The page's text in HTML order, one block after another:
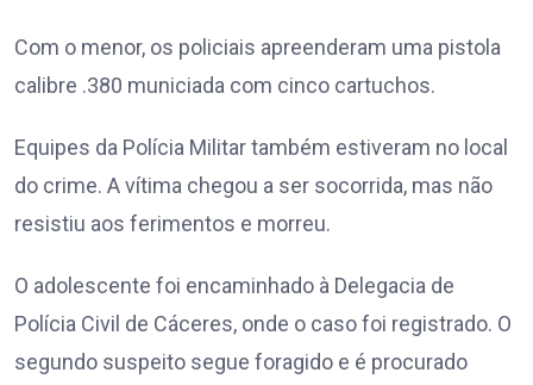
Com o menor, os policiais apreenderam uma pistola
calibre .380 municiada com cinco cartuchos.
Equipes da Polícia Militar também estiveram no local
do crime. A vítima chegou a ser socorrida, mas não
resistiu aos ferimentos e morreu.
O adolescente foi encaminhado à Delegacia de
Polícia Civil de Cáceres, onde o caso foi registrado. O
segundo suspeito segue foragido e é procurado